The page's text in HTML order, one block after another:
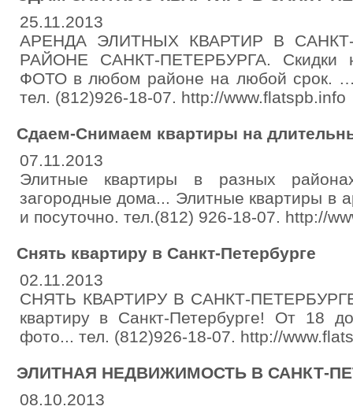
25.11.2013
АРЕНДА ЭЛИТНЫХ КВАРТИР В
РАЙОНЕ САНКТ-ПЕТЕРБУРГА.
ФОТО в любом районе на любой срок.
тел. (812)926-18-07. http://www.flatspb.info
Сдаем-Снимаем квартиры на
07.11.2013
Элитные квартиры в разных
загородные дома... Элитные квартиры в
и посуточно. тел.(812) 926-18-07. http://
Снять квартиру в Санкт-Петербурге
02.11.2013
СНЯТЬ КВАРТИРУ В САНКТ-
квартиру в Санкт-Петербурге! От 18
фото... тел. (812)926-18-07. http://
ЭЛИТНАЯ НЕДВИЖИМОСТЬ В САНКТ-
08.10.2013